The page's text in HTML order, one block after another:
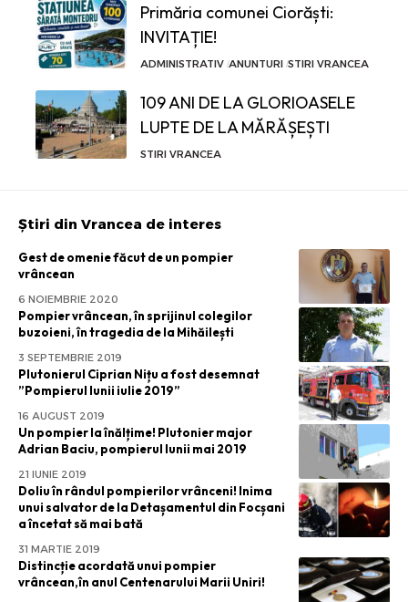
Primăria comunei Ciorăști:
INVITAȚIE!
ADMINISTRATIV ANUNTURI STIRI VRANCEA
109 ANI DE LA GLORIOASELE
LUPTE DE LA MĂRĂȘEȘTI
STIRI VRANCEA
Știri din Vrancea de interes
Gest de omenie făcut de un pompier
vrâncean
6 NOIEMBRIE 2020
Pompier vrâncean, în sprijinul colegilor
buzoieni, în tragedia de la Mihăilești
3 SEPTEMBRIE 2019
Plutonierul Ciprian Nițu a fost desemnat
”Pompierul lunii iulie 2019”
16 AUGUST 2019
Un pompier la înălțime! Plutonier major
Adrian Baciu, pompierul lunii mai 2019
21 IUNIE 2019
Doliu în rândul pompierilor vrânceni! Inima
unui salvator de la Detașamentul din Focșani
a încetat să mai bată
31 MARTIE 2019
Distincție acordată unui pompier
vrâncean,în anul Centenarului Marii Uniri!